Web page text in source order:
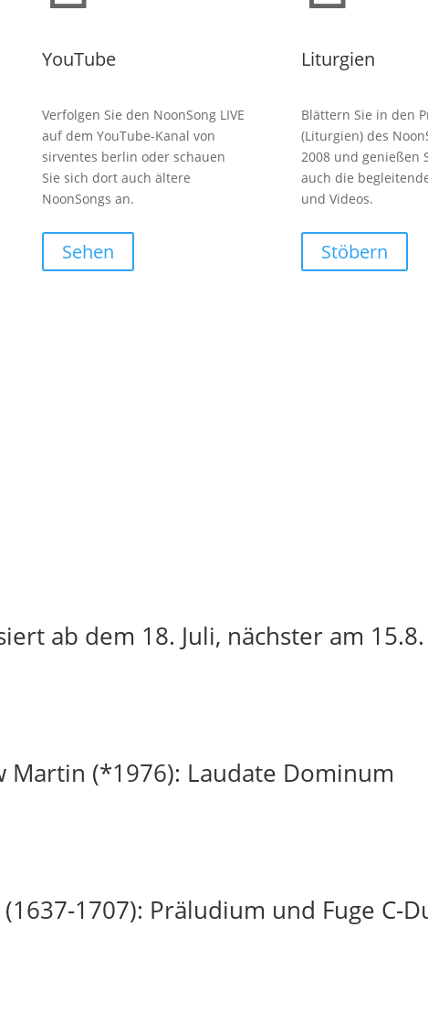
YouTube
Verfolgen Sie den NoonSong LIVE
auf dem YouTube-Kanal von
sirventes berlin oder schauen
Sie sich dort auch ältere
NoonSongs an.
Sehen
Liturgien
Blättern Sie in den
(Liturgien) des
2008 und genießen
auch die
und Videos.
Stöbern
ab dem 18. Juli, nächster am 15.8.
Martin (*1976): Laudate Dominum
1707): Präludium und Fuge C-